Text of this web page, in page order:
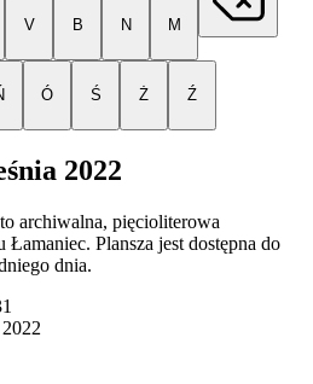
V B N M
Ó Ś Ż Ź
2022
to archiwalna, pięcioliterowa
Łamaniec. Plansza jest dostępna do
dnia.